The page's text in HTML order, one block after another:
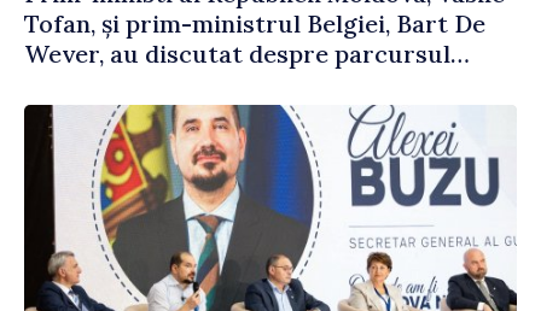
Tofan, și prim-ministrul Belgiei, Bart De
Wever, au discutat despre parcursul